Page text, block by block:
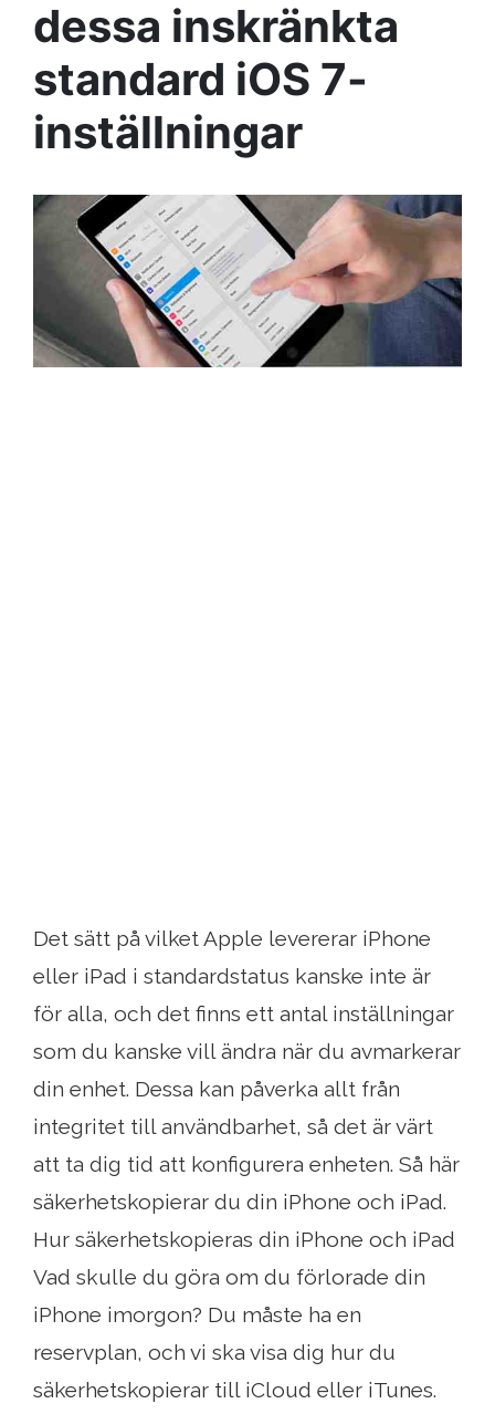
dessa inskränkta
standard iOS 7-
inställningar
Det sätt på vilket Apple levererar iPhone
eller iPad i standardstatus kanske inte är
för alla, och det finns ett antal inställningar
som du kanske vill ändra när du avmarkerar
din enhet. Dessa kan påverka allt från
integritet till användbarhet, så det är värt
att ta dig tid att konfigurera enheten. Så här
säkerhetskopierar du din iPhone och iPad.
Hur säkerhetskopieras din iPhone och iPad
Vad skulle du göra om du förlorade din
iPhone imorgon? Du måste ha en
reservplan, och vi ska visa dig hur du
säkerhetskopierar till iCloud eller iTunes.